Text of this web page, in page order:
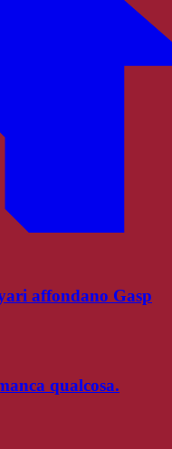
affondano Gasp
qualcosa.